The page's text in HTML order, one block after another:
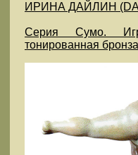
ИРИНА ДАЙЛИН
Серия Сумо.
тонированная